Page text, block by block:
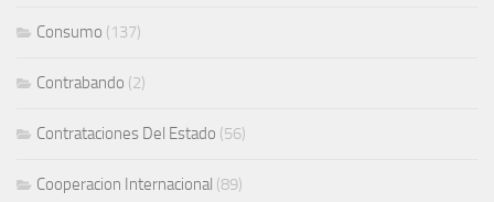
Consumo (137)
Contrabando (2)
Contrataciones Del Estado (56)
Cooperacion Internacional (89)